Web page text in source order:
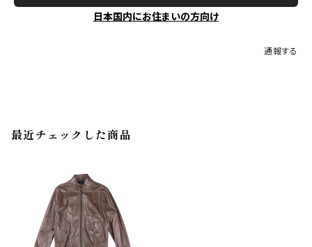
日本国内にお住まいの方向け
通報する
最近チェックした商品